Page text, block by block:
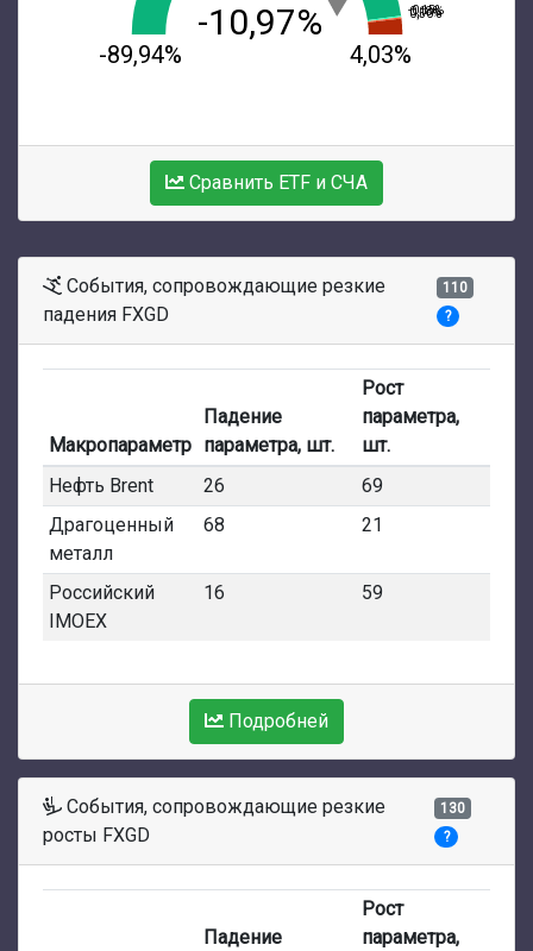
-0,15%
0,18%
0,50%
-89,94% 4,03%
-10,97%
Сравнить ETF и СЧА
События, сопровождающие резкие
падения FXGD
110
?
Макропараметр
Падение
параметра, шт.
Рост
параметра,
шт.
Нефть Brent
26
69
Драгоценный
металл
68 21
Российский
IMOEX
16 59
Подробней
События, сопровождающие резкие
росты FXGD
130
?
Падение
Рост
параметра,